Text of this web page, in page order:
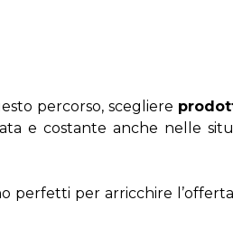
percorso, scegliere
e costante anche nelle
perfetti per arricchire